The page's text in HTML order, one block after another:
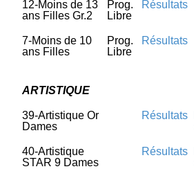
12-Moins de 13
ans Filles Gr.2
Prog.
Libre
Résultats
7-Moins de 10
ans Filles
Prog.
Libre
Résultats
ARTISTIQUE
39-Artistique Or
Dames
Résultats
40-Artistique
STAR 9 Dames
Résultats